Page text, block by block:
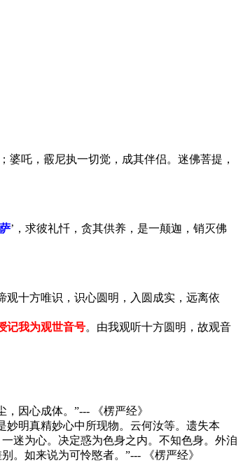
婆吒，霰尼执一切觉，成其伴侣。迷佛菩提，
’，求彼礼忏，贪其供养，是一颠迦，销灭佛
观十方唯识，识心圆明，入圆成实，远离依
记我为观世音号。由我观听十方圆明，故观音
因心成体。”--- 《楞严经》
妙明真精妙心中所现物。云何汝等。遗失本
迷为心。决定惑为色身之内。不知色身。外洎
。如来说为可怜愍者。”--- 《楞严经》